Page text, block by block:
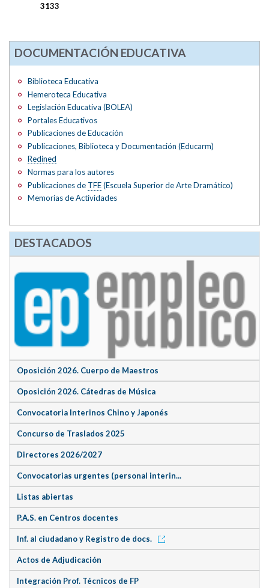
3133
DOCUMENTACIÓN EDUCATIVA
Biblioteca Educativa
Hemeroteca Educativa
Legislación Educativa (BOLEA)
Portales Educativos
Publicaciones de Educación
Publicaciones, Biblioteca y Documentación (Educarm)
Redined
Normas para los autores
Publicaciones de TFE(Escuela Superior de Arte Dramático)
Memorias de Actividades
DESTACADOS
Oposición 2026. Cuerpo de Maestros
Oposición 2026. Cátedras de Música
Convocatoria Interinos Chino y Japonés
Concurso de Traslados 2025
Directores 2026/2027
Convocatorias urgentes (personal interin...
Listas abiertas
P.A.S. en Centros docentes
Inf. al ciudadano y Registro de docs.
Actos de Adjudicación
Integración Prof. Técnicos de FP